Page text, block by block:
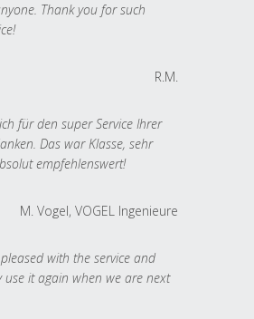
Thank you for such
R.M.
für den super Service Ihrer
Das war Klasse, sehr
empfehlenswert!
M. Vogel, VOGEL Ingenieure
with the service and
it again when we are next